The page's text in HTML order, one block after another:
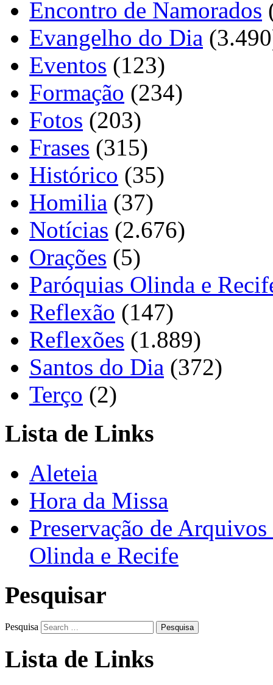
Encontro de Namorados
Evangelho do Dia
Eventos (123)
Formação (234)
Fotos (203)
Frases (315)
Histórico (35)
Homilia (37)
Notícias (2.676)
Orações (5)
Paróquias Olinda e
Reflexão (147)
Reflexões (1.889)
Santos do Dia (372)
Terço (2)
Lista de Links
Aleteia
Hora da Missa
Preservação de
Olinda e Recife
Pesquisar
Pesquisa
Lista de Links